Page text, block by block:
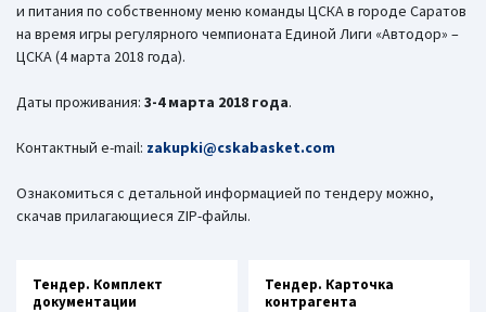
и питания по собственному меню команды ЦСКА в городе Саратов
на время игры регулярного чемпионата Единой Лиги «Автодор» –
ЦСКА (4 марта 2018 года).
Даты проживания: 3-4 марта 2018 года.
Контактный e-mail: zakupki@cskabasket.com
Ознакомиться с детальной информацией по тендеру можно,
скачав прилагающиеся ZIP-файлы.
Тендер. Комплект
документации
Тендер. Карточка
контрагента